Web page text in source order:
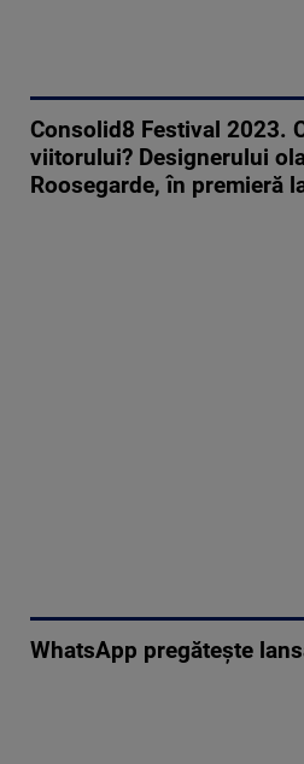
Consolid8 Festival 2023.
viitorului? Designerului
Roosegarde, în premieră
WhatsApp pregăteşte